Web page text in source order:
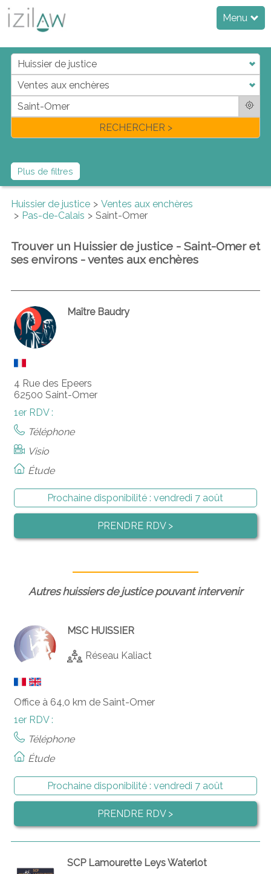
Menu
jdadi
fl
RECHERCHER >
Plus de filtres
Huissier de justice
Ventes aux enchères
Pas-de-Calais
Saint-Omer
Trouver un Huissier de justice - Saint-Omer et
ses environs - ventes aux enchères
Maître Baudry
4 Rue des Epeers
62500 Saint-Omer
1er RDV :
Téléphone
Visio
Étude
Prochaine disponibilité :vendredi 7 août
PRENDRE RDV >
Autres huissiers de justice pouvant intervenir
MSC HUISSIER
Réseau Kaliact
Office à 64,0 km de Saint-Omer
1er RDV :
Téléphone
Étude
Prochaine disponibilité :vendredi 7 août
PRENDRE RDV >
SCP Lamourette Leys Waterlot